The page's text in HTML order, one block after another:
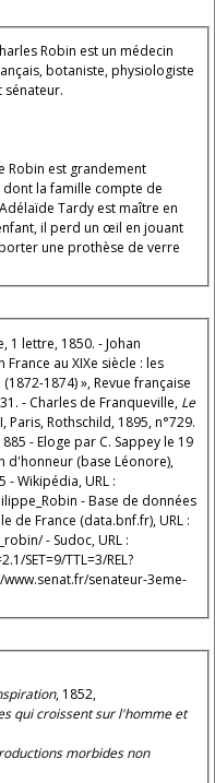
Robin est un médecin
botaniste, physiologiste
sénateur.
Robin est grandement
la famille compte de
Tardy est maître en
il perd un œil en jouant
une prothèse de verre
1 lettre, 1850. - Johan
au XIXe siècle : les
1874) », Revue française
- Charles de Franqueville, Le
Paris, Rothschild, 1895, n°729.
- Eloge par C. Sappey le 19
d'honneur (base Léonore),
:
- Base de données
de France (data.bnf.fr), URL :
- Sudoc, URL :
SET=9/TTL=3/REL?
www.senat.fr/senateur-3eme-
, 1852,
qui croissent sur l'homme et
morbides non